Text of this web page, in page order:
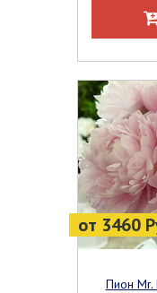
от 3460
Пион